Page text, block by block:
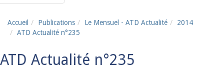
Accueil Publications Le Mensuel - ATD Actualité
2014
ATD Actualité n°235
ATD Actualité n°235